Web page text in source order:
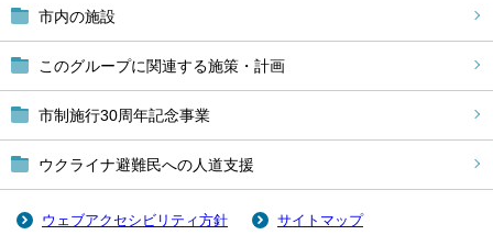
市内の施設
このグループに関連する施策・計画
市制施行30周年記念事業
ウクライナ避難民への人道支援
ウェブアクセシビリティ方針 サイトマップ